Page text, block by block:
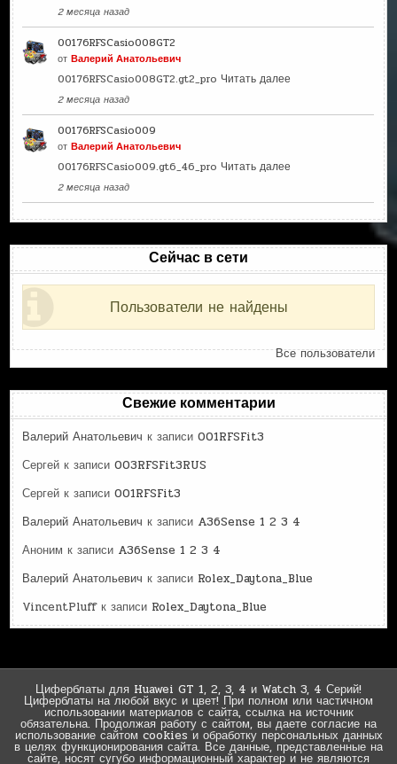
2 месяца назад
00176RFSCasio008GT2
отВалерий Анатольевич
00176RFSCasio008GT2.gt2_pro Читать далее
2 месяца назад
00176RFSCasio009
отВалерий Анатольевич
00176RFSCasio009.gt6_46_pro Читать далее
2 месяца назад
Сейчас в сети
Пользователи не найдены
Все пользователи
Свежие комментарии
Валерий Анатольевич к записи001RFSFit3
Сергей к записи003RFSFit3RUS
Сергей к записи001RFSFit3
Валерий Анатольевич к записи A36Sense 1 2 3 4
Аноним к записи A36Sense 1 2 3 4
Валерий Анатольевич к записи Rolex_Daytona_Blue
VincentPluffк записи Rolex_Daytona_Blue
Циферблаты для Huawei GT 1, 2, 3, 4 и Watch 3, 4 Серий!
Циферблаты на любой вкус и цвет! При полном или частичном
использовании материалов с сайта, ссылка на источник
обязательна. Продолжая работу с сайтом, вы даете согласие на
использование сайтом cookies и обработку персональных данных
в целях функционирования сайта. Все данные, представленные на
сайте, носят сугубо информационный характер и не являются